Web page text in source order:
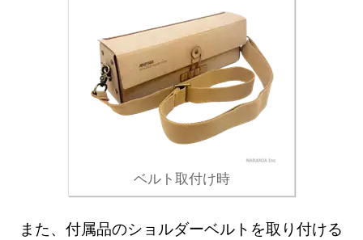
ベルト取付け時
また、付属品のショルダーベルトを取り付ける